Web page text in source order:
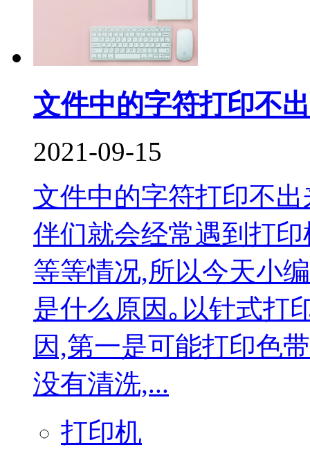
文件中的字符打印不
2021-09-15
文件中的字符打印不
伴们就会经常遇到打
等等情况,所以今天小
是什么原因｡以针式打
因,第一是可能打印色
没有清洗,...
打印机